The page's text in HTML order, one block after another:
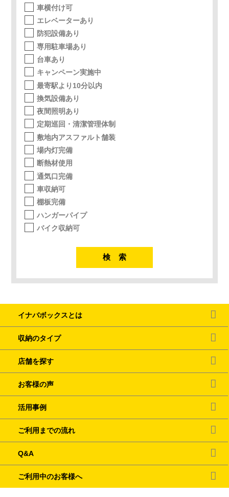
車横付け可
エレベーターあり
防犯設備あり
専用駐車場あり
台車あり
キャンペーン実施中
最寄駅より10分以内
換気設備あり
夜間照明あり
定期巡回・清潔管理体制
敷地内アスファルト舗装
場内灯完備
断熱材使用
通気口完備
車収納可
棚板完備
ハンガーパイプ
バイク収納可
イナバボックスとは
収納のタイプ
店舗を探す
お客様の声
活用事例
ご利用までの流れ
Q&A
ご利用中のお客様へ